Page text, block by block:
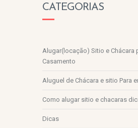
CATEGORIAS
Alugar(locação) Sitio e Chácara
Casamento
Aluguel de Chácara e sitio Para
Como alugar sitio e chacaras
Dicas